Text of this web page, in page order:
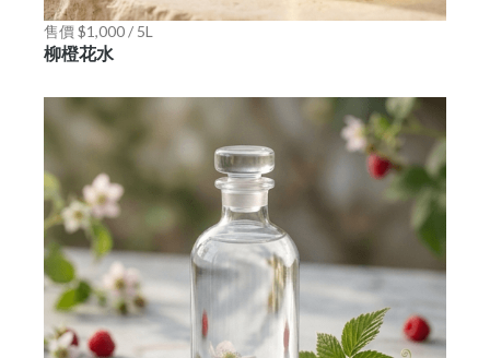
售價 $1,000 / 5L
柳橙花水